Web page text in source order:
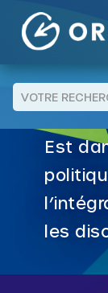
Aller au contenu
Est
les
Panneau de